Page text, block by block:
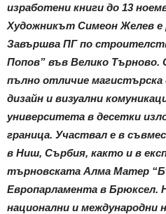
изработени книги до 13
Художникът Симеон Желев e
Завършва ПГ по
Попов” във Велико Търново.
пълно отличие магистърска
дизайн и визуални
университета в десетки
граница. Участвал е в
в Ниш, Сърбия, както и в
търновската Алма Матер
Европарламента в Брюксел.
национални и международни